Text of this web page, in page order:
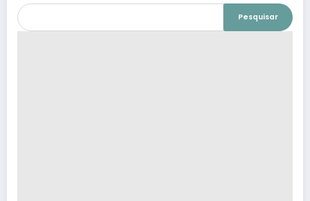
Pesquisar